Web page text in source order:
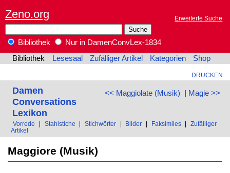
Zeno.org Erweiterte Suche
Bibliothek
Nur in DamenConvLex-1834
Bibliothek
Lesesaal Zufälliger Artikel Kategorien Shop
DRUCKEN
<< Maggiolate (Musik) | Magie >>
Damen
Conversations
Lexikon
Vorrede Stahlstiche Stichwörter Bilder Faksimiles
Zufälliger
Artikel
Maggiore (Musik)